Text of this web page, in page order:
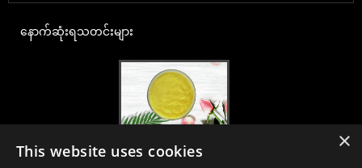
နောက်ဆုံးရသတင်းများ
×
This website uses cookies